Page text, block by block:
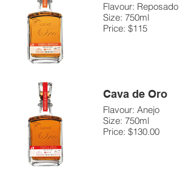
Flavour: Reposado
Size: 750ml
Price: $115
Cava de Oro
Flavour: Anejo
Size: 750ml
Price: $130.00